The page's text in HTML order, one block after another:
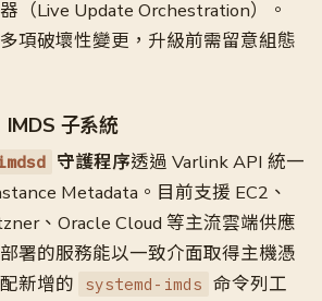
（Live Update Orchestration）。
項破壞性變更，升級前需留意組態
子系統
守護程序透過 Varlink API 統一
Metadata。目前支援 EC2、
、Oracle Cloud 等主流雲端供應
署的服務能以一致介面取得主機憑
新增的
systemd-imds 命令列工